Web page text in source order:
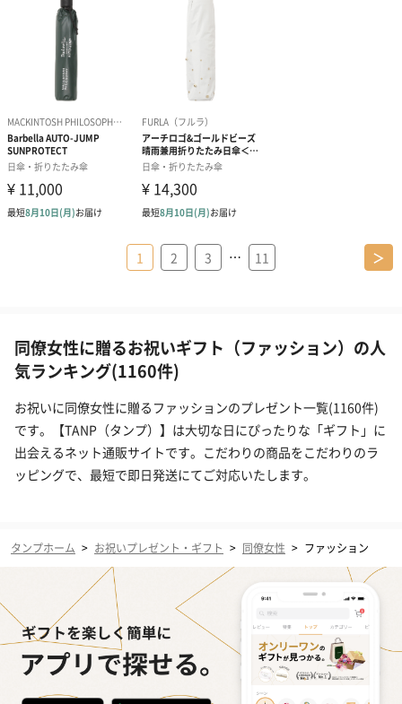
1 2 3 … 11 ＞
同僚女性に贈るお祝いギフト（ファッション）の人
気ランキング(1160件)
お祝いに同僚女性に贈るファッションのプレゼント一覧(1160件)
です。【TANP（タンプ）】は大切な日にぴったりな「ギフト」に
出会えるネット通販サイトです。こだわりの商品をこだわりのラ
ッピングで、最短で即日発送にてご対応いたします。
タンプホーム > お祝いプレゼント・ギフト > 同僚女性 > ファッション